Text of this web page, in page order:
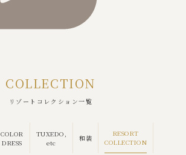
COLLECTION
リゾートコレクション一覧
COLOR
DRESS
TUXEDO,
etc
和装
RESORT
COLLECTION